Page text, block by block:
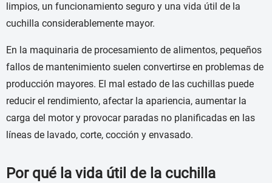
limpios, un funcionamiento seguro y una vida útil de la
cuchilla considerablemente mayor.
En la maquinaria de procesamiento de alimentos, pequeños
fallos de mantenimiento suelen convertirse en problemas de
producción mayores. El mal estado de las cuchillas puede
reducir el rendimiento, afectar la apariencia, aumentar la
carga del motor y provocar paradas no planificadas en las
líneas de lavado, corte, cocción y envasado.
Por qué la vida útil de la cuchilla